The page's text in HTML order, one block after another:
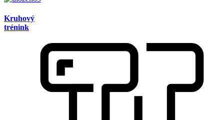
Kruhový
trénink